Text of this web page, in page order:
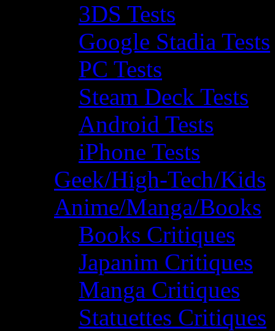
3DS Tests
Google Stadia Tests
PC Tests
Steam Deck Tests
Android Tests
iPhone Tests
Geek/High-Tech/Kids
Anime/Manga/Books
Books Critiques
Japanim Critiques
Manga Critiques
Statuettes Critiques